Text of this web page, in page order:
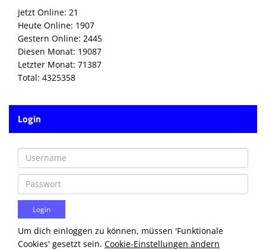
Die SpecialHaie
Teams
Trainer
ALLE SPIELE
HAIE TV
NEWSLETTER
DIE HAIE I Intern
Partner
Jetzt Online: 21
Heute Online: 1907
Gestern Online: 2445
Diesen Monat: 19087
Letzter Monat: 71387
Total: 4325358
Login
Um dich einloggen zu können, müssen 'Funktionale
Cookies' gesetzt sein. Cookie-Einstellungen ändern